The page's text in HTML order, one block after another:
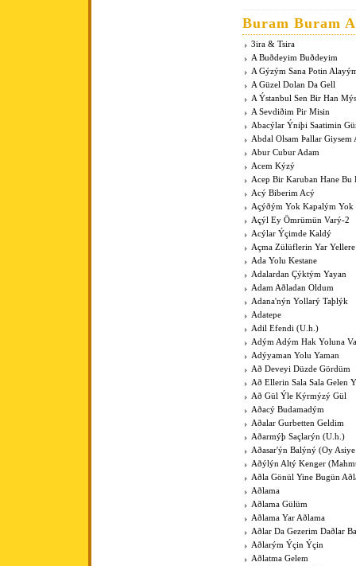
Buram Buram
3ira & Tsira
A Buðdeyim Buðdeyim
A Gýzým Sana Potin
A Güzel Dolan Da Gell
A Ýstanbul Sen Bir Han
A Sevdiðim Pir Misin
Abacýlar Ýniþi Saatimin
Abdal Olsam Þallar Giysem
Abur Cubur Adam
Acem Kýzý
Acep Bir Karuban Hane Bu
Acý Biberim Acý
Açýðým Yok Kapalým Yok
Açýl Ey Ömrümün Varý-2
Acýlar Ýçimde Kaldý
Açma Zülüflerin Yar
Ada Yolu Kestane
Adalardan Çýktým Yayan
Adam Aðladan Oldum
Adana'nýn Yollarý Taþlýk
Adatepe
Adil Efendi (U.h.)
Adým Adým Hak Yoluna
Adýyaman Yolu Yaman
Að Deveyi Düzde Gördüm
Að Ellerin Sala Sala Gelen
Að Gül Ýle Kýrmýzý Gül
Aðacý Budamadým
Aðalar Gurbetten Geldim
Aðarmýþ Saçlarýn (U.h.)
Aðasar'ýn Balýný (Oy
Aðýlýn Altý Kenger
Aðla Gönül Yine Bugün
Aðlama
Aðlama Gülüm
Aðlama Yar Aðlama
Aðlar Da Gezerim Daðlar
Aðlarým Ýçin Ýçin
Aðlatma Gelem